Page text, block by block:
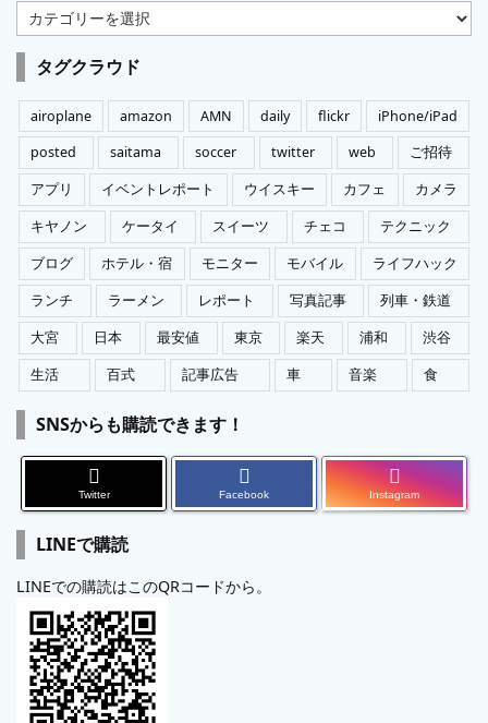
カ
テ
ゴ
リ
ー
タグクラウド
airoplane amazon AMN daily flickr
iPhone/iPad
posted
saitama soccer twitter web
ご招待
アプリ
イベントレポート ウイスキー カフェ
カメラ
キヤノン
ケータイ スイーツ チェコ
テクニック
ブログ
ホテル・宿 モニター モバイル
ライフハック
ランチ
ラーメン レポート 写真記事
列車・鉄道
大宮
日本 最安値 東京 楽天 浦和
渋谷
生活
百式 記事広告 車 音楽 食
SNSからも購読できます！
Twitter Facebook Instagram
LINEで購読
LINEでの購読はこのQRコードから。